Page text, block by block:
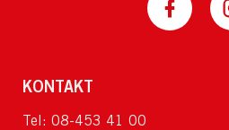
KONTAKT
Tel: 08-453 41 00